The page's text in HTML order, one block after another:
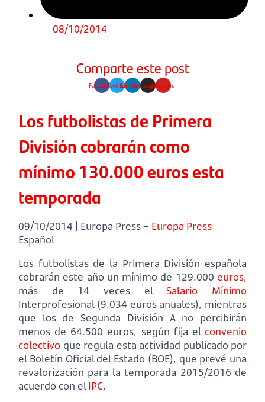
08/10/2014
Comparte este post
FacebookTwitterLinkedinInstagramYoutube
Los futbolistas de Primera
División cobrarán como
mínimo 130.000 euros esta
temporada
09/10/2014 | Europa Press – Europa Press
Español
Los futbolistas de la Primera División española
cobrarán este año un mínimo de 129.000 euros,
más de 14 veces el Salario Mínimo
Interprofesional (9.034 euros anuales), mientras
que los de Segunda División A no percibirán
menos de 64.500 euros, según fija el convenio
colectivo que regula esta actividad publicado por
el Boletín Oficial del Estado (BOE), que prevé una
revalorización para la temporada 2015/2016 de
acuerdo con elIPC.